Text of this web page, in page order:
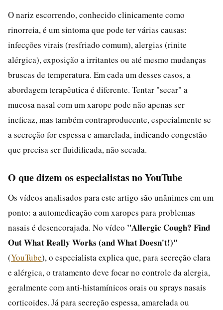
O nariz escorrendo, conhecido clinicamente como
rinorreia, é um sintoma que pode ter várias causas:
infecções virais (resfriado comum), alergias (rinite
alérgica), exposição a irritantes ou até mesmo mudanças
bruscas de temperatura. Em cada um desses casos, a
abordagem terapêutica é diferente. Tentar "secar" a
mucosa nasal com um xarope pode não apenas ser
ineficaz, mas também contraproducente, especialmente se
a secreção for espessa e amarelada, indicando congestão
que precisa ser fluidificada, não secada.
O que dizem os especialistas no YouTube
Os vídeos analisados para este artigo são unânimes em um
ponto: a automedicação com xaropes para problemas
nasais é desencorajada. No vídeo "Allergic Cough? Find
Out What Really Works (and What Doesn't!)"
(YouTube), o especialista explica que, para secreção clara
e alérgica, o tratamento deve focar no controle da alergia,
geralmente com anti-histamínicos orais ou sprays nasais
corticoides. Já para secreção espessa, amarelada ou